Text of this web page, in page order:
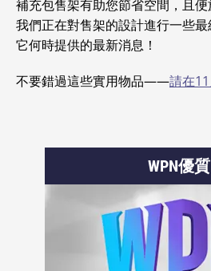
補充包售架有助您節省空間，且便
我們正在對售架的設計進行一些
它何時提供的最新消息！
不要錯過這些實用物品——請在
WPN優質